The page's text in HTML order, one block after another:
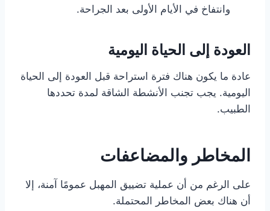
وانتفاخ في الأيام الأولى بعد الجراحة.
العودة إلى الحياة اليومية
عادة ما يكون هناك فترة استراحة قبل العودة إلى الحياة
اليومية. يجب تجنب الأنشطة الشاقة لمدة تحددها
الطبيب.
المخاطر والمضاعفات
على الرغم من أن عملية تضييق المهبل عمومًا آمنة، إلا
أن هناك بعض المخاطر المحتملة.